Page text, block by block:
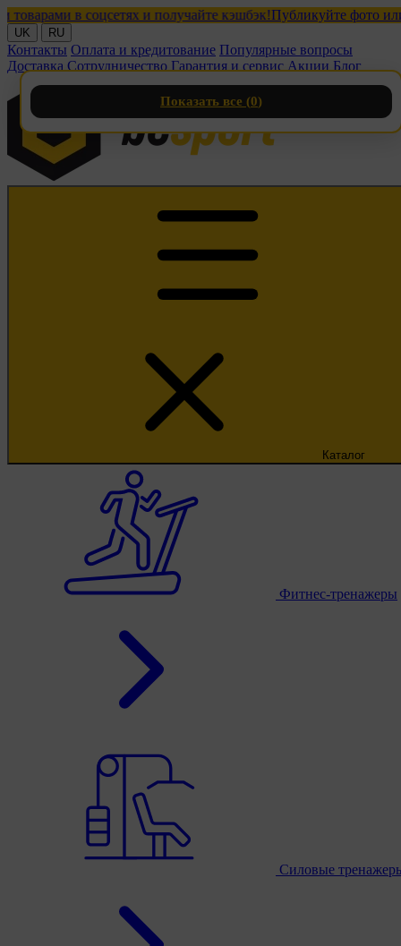
в соцсетях и получайте кэшбэк!Публикуйте фото или
UK RU
Контакты Оплата и кредитование Популярные вопросы
Доставка Сотрудничество Гарантия и сервис Акции Блог
Каталог
Фитнес-тренажеры
Силовые
Показать все (0)